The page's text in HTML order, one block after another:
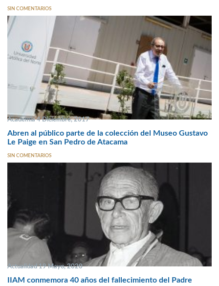
SIN COMENTARIOS
Academia 4 Diciembre, 2017
Abren al público parte de la colección del Museo Gustavo
Le Paige en San Pedro de Atacama
SIN COMENTARIOS
Actualidad 19 Mayo, 2020
IIAM conmemora 40 años del fallecimiento del Padre